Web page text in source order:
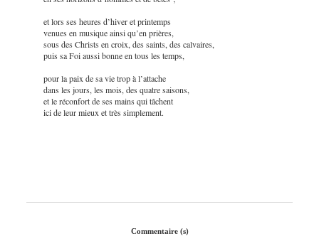
et lors ses heures d’hiver et printemps
venues en musique ainsi qu’en prières,
sous des Christs en croix, des saints, des calvaires,
puis sa Foi aussi bonne en tous les temps,
pour la paix de sa vie trop à l’attache
dans les jours, les mois, des quatre saisons,
et le réconfort de ses mains qui tâchent
ici de leur mieux et très simplement.
Commentaire (s)